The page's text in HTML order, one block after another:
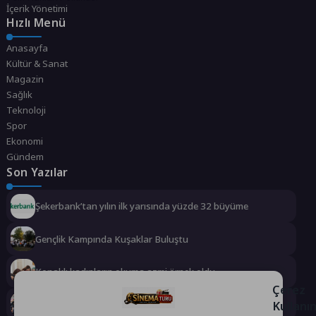
İçerik Yönetimi
Hızlı Menü
Anasayfa
Kültür & Sanat
Magazin
Sağlık
Teknoloji
Spor
Ekonomi
Gündem
Son Yazılar
Şekerbank’tan yılın ilk yarısında yüzde 32 büyüme
Gençlik Kampında Kuşaklar Buluştu
Konaklı kadınların okuma azmi örnek oldu
Osmangazi Belediyesi Kaldırım İşgallerine Fırsat Vermiyor
Çerez